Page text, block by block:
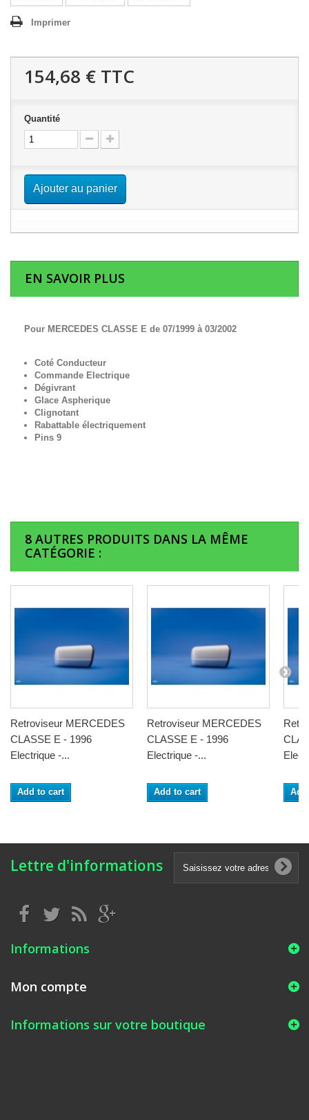
Imprimer
154,68 € TTC
Quantité
Ajouter au panier
EN SAVOIR PLUS
Pour MERCEDES CLASSE E de 07/1999 à 03/2002
Coté Conducteur
Commande Electrique
Dégivrant
Glace Aspherique
Clignotant
Rabattable électriquement
Pins 9
8 AUTRES PRODUITS DANS LA MÊME
CATÉGORIE :
Retroviseur MERCEDES
CLASSE E - 1996
Electrique -...
Add to cart
Retroviseur MERCEDES
CLASSE E - 1996
Electrique -...
Add to cart
Lettre d'informations
Informations
Mon compte
Informations sur votre boutique